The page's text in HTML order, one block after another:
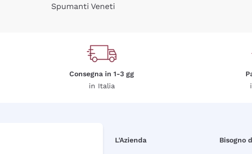
Spumanti Veneti
Consegna in 1-3 gg
in Italia
L'Azienda Bisogno